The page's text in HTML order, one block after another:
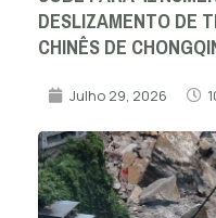
DESLIZAMENTO DE
CHINÊS DE
Julho 29, 2026